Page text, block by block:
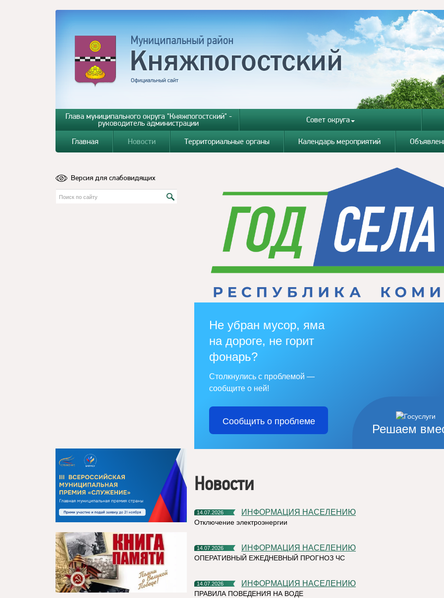
Глава муниципального округа "Княжпогостский" -
руководитель администрации Совет округа
Главная Новости Территориальные органы Календарь мероприятий
Версия для слабовидящих
Решаем
Не убран мусор, яма
на дороге, не горит
фонарь?
Столкнулись с проблемой —
сообщите о ней!
Сообщить о проблеме
Новости
14.07.2026 ИНФОРМАЦИЯ НАСЕЛЕНИЮ
Отключение электроэнергии
14.07.2026 ИНФОРМАЦИЯ НАСЕЛЕНИЮ
ОПЕРАТИВНЫЙ ЕЖЕДНЕВНЫЙ ПРОГНОЗ ЧС
14.07.2026 ИНФОРМАЦИЯ НАСЕЛЕНИЮ
ПРАВИЛА ПОВЕДЕНИЯ НА ВОДЕ